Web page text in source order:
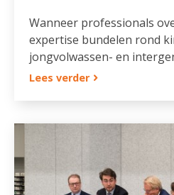
Wanneer professionals
expertise bundelen rond
jongvolwassen- en
Lees verder